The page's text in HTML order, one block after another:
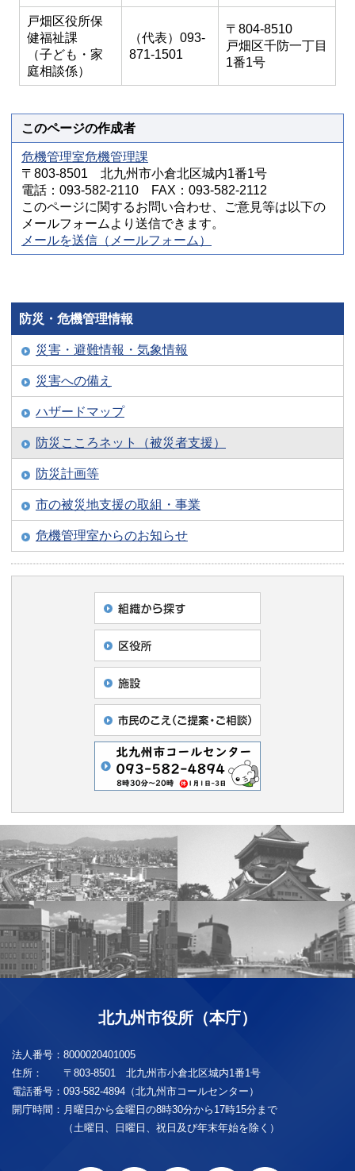
戸畑区役所保
健福祉課
（子ども・家
庭相談係）
（代表）093-
871-1501
〒804-8510
戸畑区千防一丁目
1番1号
このページの作成者
危機管理室危機管理課
〒803-8501 北九州市小倉北区城内1番1号
電話：093-582-2110 FAX：093-582-2112
このページに関するお問い合わせ、ご意見等は以下の
メールフォームより送信できます。
メールを送信（メールフォーム）
防災・危機管理情報
災害・避難情報・気象情報
災害への備え
ハザードマップ
防災こころネット（被災者支援）
防災計画等
市の被災地支援の取組・事業
危機管理室からのお知らせ
北九州市役所（本庁）
法人番号： 8000020401005
住所：
〒803-8501 北九州市小倉北区城内1番1号
電話番号： 093-582-4894（北九州市コールセンター）
開庁時間： 月曜日から金曜日の8時30分から17時15分まで
（土曜日、日曜日、祝日及び年末年始を除く）